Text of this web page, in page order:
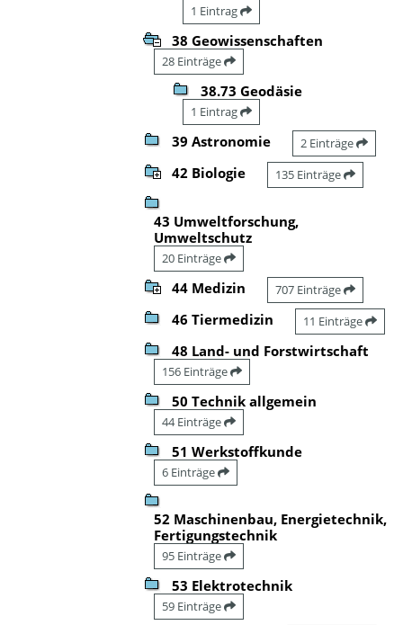
1 Eintrag
38 Geowissenschaften
28 Einträge
38.73 Geodäsie
1 Eintrag
39 Astronomie 2 Einträge
42 Biologie 135 Einträge
43 Umweltforschung,
Umweltschutz
20 Einträge
44 Medizin 707 Einträge
46 Tiermedizin 11 Einträge
48 Land- und Forstwirtschaft
156 Einträge
50 Technik allgemein
44 Einträge
51 Werkstoffkunde
6 Einträge
52 Maschinenbau, Energietechnik,
Fertigungstechnik
95 Einträge
53 Elektrotechnik
59 Einträge